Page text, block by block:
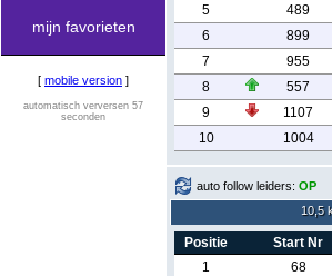
mijn favorieten
[ mobile version ]
automatisch verversen 57
seconden
5
489
6
899
7
955
8
557
9
1107
10
1004
auto follow leiders: OP
10,5
Positie Start Nr
1
68